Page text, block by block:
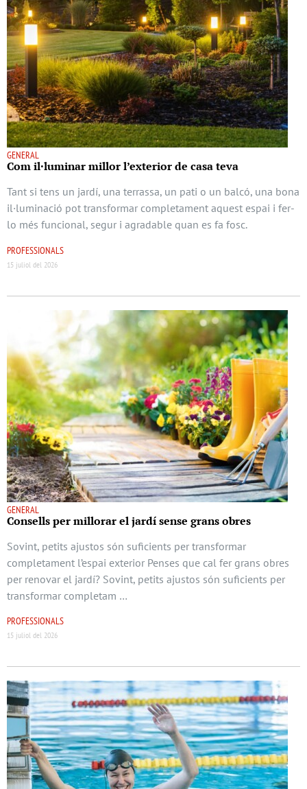
GENERAL
Com il·luminar millor l’exterior de casa teva
Tant si tens un jardí, una terrassa, un pati o un balcó, una bona
il·luminació pot transformar completament aquest espai i fer-
lo més funcional, segur i agradable quan es fa fosc.
PROFESSIONALS
15 juliol del 2026
GENERAL
Consells per millorar el jardí sense grans obres
Sovint, petits ajustos són suficients per transformar
completament l’espai exterior Penses que cal fer grans obres
per renovar el jardí? Sovint, petits ajustos són suficients per
transformar completam …
PROFESSIONALS
15 juliol del 2026